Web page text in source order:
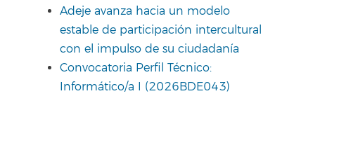
Adeje avanza hacia un modelo
estable de participación intercultural
con el impulso de su ciudadanía
Convocatoria Perfil Técnico:
Informático/a I (2026BDE043)